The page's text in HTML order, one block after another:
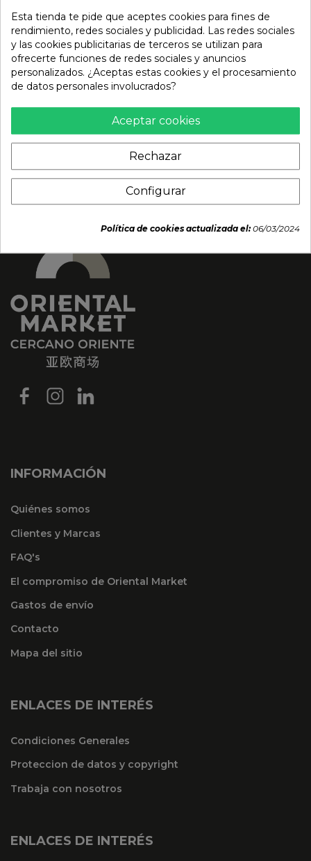
Palitos sabor te verde
matcha (POCKY) 39g
2,45 €
Galletas de chocolate
Pikachu (TOHATO). 23g
2,23 €
3,19 €
INFORMACIÓN
Quiénes somos
Clientes y Marcas
FAQ's
El compromiso de Oriental Market
Gastos de envío
Contacto
Mapa del sitio
ENLACES DE INTERÉS
Condiciones Generales
Proteccion de datos y copyright
Trabaja con nosotros
ENLACES DE INTERÉS
Esta tienda te pide que aceptes cookies para fines de
rendimiento, redes sociales y publicidad. Las redes sociales
y las cookies publicitarias de terceros se utilizan para
ofrecerte funciones de redes sociales y anuncios
personalizados. ¿Aceptas estas cookies y el procesamiento
de datos personales involucrados?
Aceptar cookies
Rechazar
Configurar
Política de cookies actualizada el:06/03/2024